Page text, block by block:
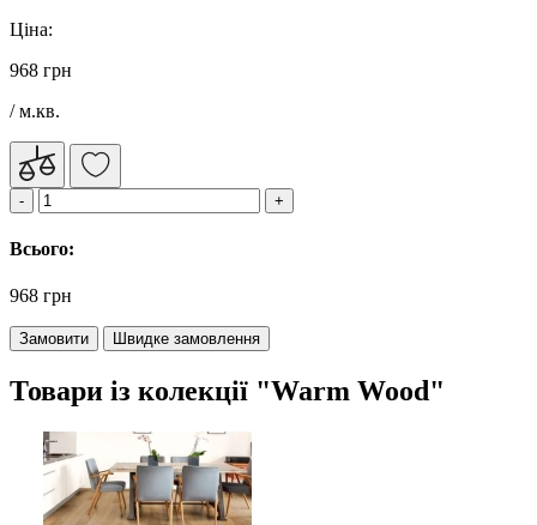
Ціна:
968 грн
/ м.кв.
Всього:
968 грн
Замовити Швидке замовлення
Товари із колекції "Warm Wood"